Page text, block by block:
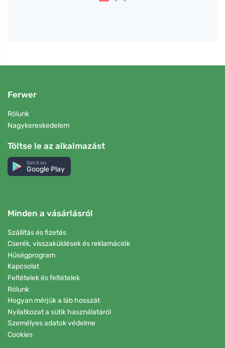
Ferwer
Rólunk
Nagykereskedelem
Töltse le az alkalmazást
Get it on
Google Play
Minden a vásárlásról
Szállítás és fizetés
Cserék, visszaküldések és reklamációk
Hűségprogram
Kapcsolat
Feltételek és feltételek
Rólunk
Hogyan mérjük a láb hosszát
Nyilatkozat a sütik használatáról
Személyes adatok védelme
Cookies